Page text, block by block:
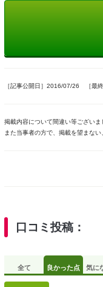
［記事公開日］2016/07/26 ［最
掲載内容について間違い等ございま
また当事者の方で、掲載を望まな
口コミ投稿：
全て 良かった点 気に